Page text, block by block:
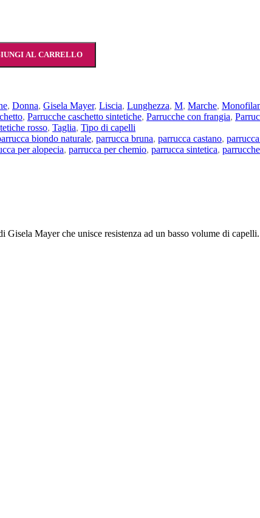
AL CARRELLO
, Donna, Gisela Mayer, Liscia, Lunghezza, M, Marche,
, Parrucche caschetto sintetiche, Parrucche con frangia,
rosso, Taglia, Tipo di capelli
biondo naturale, parrucca bruna, parrucca castano,
per alopecia, parrucca per chemio, parrucca sintetica,
Mayer che unisce resistenza ad un basso volume di capelli.